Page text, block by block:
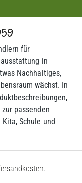
für
in
Nachhaltiges,
wächst. In
passenden
Schule und